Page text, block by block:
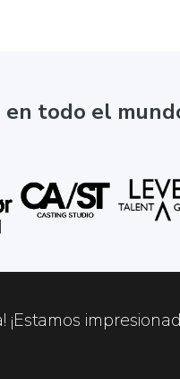
todo el